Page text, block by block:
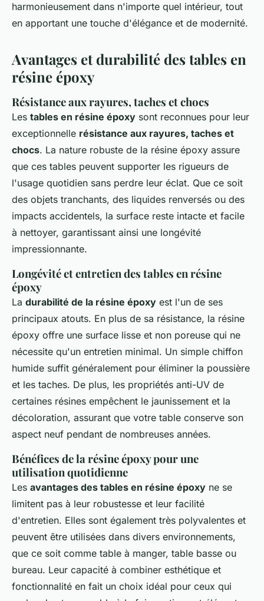
harmonieusement dans n'importe quel intérieur, tout
en apportant une touche d'élégance et de modernité.
Avantages et durabilité des tables en
résine époxy
Résistance aux rayures, taches et chocs
Les tables en résine époxy sont reconnues pour leur
exceptionnelle résistance aux rayures, taches et
chocs. La nature robuste de la résine époxy assure
que ces tables peuvent supporter les rigueurs de
l'usage quotidien sans perdre leur éclat. Que ce soit
des objets tranchants, des liquides renversés ou des
impacts accidentels, la surface reste intacte et facile
à nettoyer, garantissant ainsi une longévité
impressionnante.
Longévité et entretien des tables en résine
époxy
La durabilité de la résine époxy est l'un de ses
principaux atouts. En plus de sa résistance, la résine
époxy offre une surface lisse et non poreuse qui ne
nécessite qu'un entretien minimal. Un simple chiffon
humide suffit généralement pour éliminer la poussière
et les taches. De plus, les propriétés anti-UV de
certaines résines empêchent le jaunissement et la
décoloration, assurant que votre table conserve son
aspect neuf pendant de nombreuses années.
Bénéfices de la résine époxy pour une
utilisation quotidienne
Les avantages des tables en résine époxy ne se
limitent pas à leur robustesse et leur facilité
d'entretien. Elles sont également très polyvalentes et
peuvent être utilisées dans divers environnements,
que ce soit comme table à manger, table basse ou
bureau. Leur capacité à combiner esthétique et
fonctionnalité en fait un choix idéal pour ceux qui